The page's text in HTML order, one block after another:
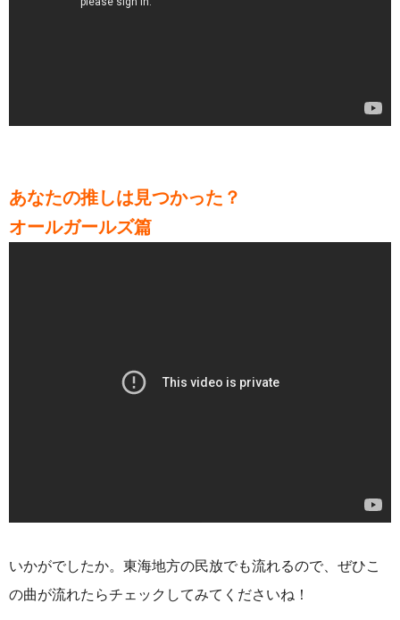
あなたの推しは見つかった？
オールガールズ篇
いかがでしたか。東海地方の民放でも流れるので、 ぜひこ
の曲が流れたらチェックしてみてくださいね！